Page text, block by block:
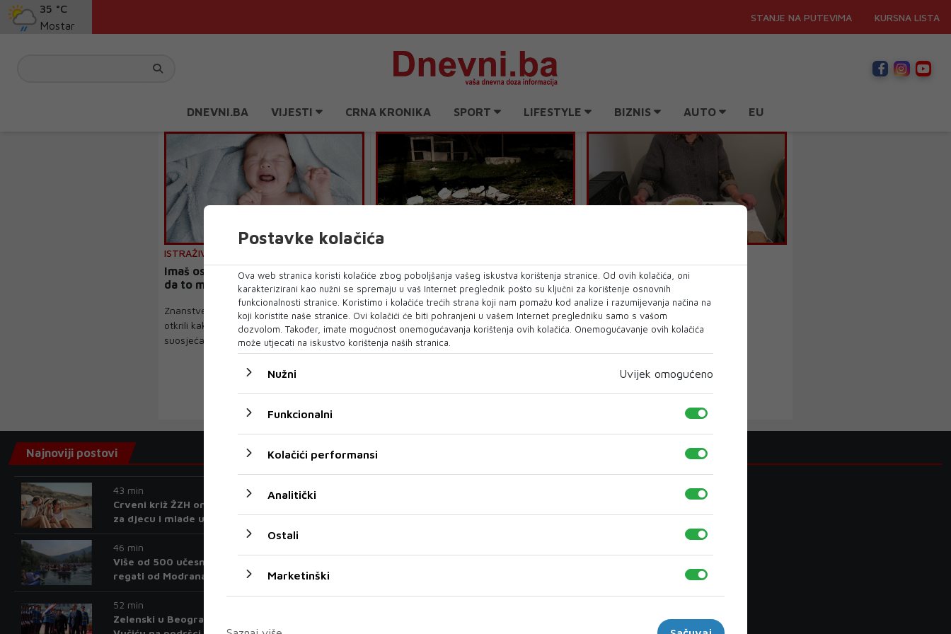
35 °C
Mostar
STANJE NA PUTEVIMA KURSNA LISTA
DNEVNI.BA VIJESTI CRNA KRONIKA SPORT LIFESTYLE BIZNIS AUTO EU
ISTRAŽIVANJE
Imaš osjetljivu bebu? Znanost kaže
da to može biti jako dobro!
Znanstvenici su zanimljivim istraživanjem
otkrili kako osjetljivije bebe izrastaju u
suosjećajnu ...
izvan je životne opasnosti
‹ 1 2 3 4 5 6 7 ›
Postavke kolačića
Ova web stranica koristi kolačiće zbog poboljšanja vašeg iskustva korištenja stranice. Od ovih kolačića, oni
karakterizirani kao nužni se spremaju u vaš Internet preglednik pošto su ključni za korištenje osnovnih
funkcionalnosti stranice. Koristimo i kolačiće trećih strana koji nam pomažu kod analize i razumijevanja načina na
koji koristite naše stranice. Ovi kolačići će biti pohranjeni u vašem Internet pregledniku samo s vašom
dozvolom. Također, imate mogućnost onemogućavanja korištenja ovih kolačića. Onemogućavanje ovih kolačića
može utjecati na iskustvo korištenja naših stranica.
Nužni Uvijek omogućeno
Funkcionalni
Kolačići performansi
Analitički
Ostali
Marketinški
Najnoviji postovi
43 min
Crveni križ ŽZH organizira ljetovanje
za djecu i mlade u Novom Vinodolskom
46 min
Više od 500 učesnika na Drinskoj
regati od Modrana do Goražda
52 min
Zelenski u Beogradu: Zahvalio se
Zanimljivosti
priznanje žirija na XII Green
01 Kol 2026
Kategorije
BIH
NOGOMET
LOKALNO
VIJESTI BIH
VIJESTI IZ SVIJETA